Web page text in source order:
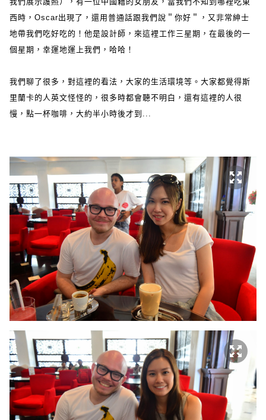
西時，Oscar出現了，還用普通話跟我們說＂你好＂，又非常紳士
地帶我們吃好吃的！他是設計師，來這裡工作三星期，在最後的一
個星期，幸運地運上我們，哈哈！
我們聊了很多，對這裡的看法，大家的生活環境等。大家都覺得斯
里蘭卡的人英文怪怪的，很多時都會聽不明白，還有這裡的人很
慢，點一杯咖啡，大約半小時後才到...